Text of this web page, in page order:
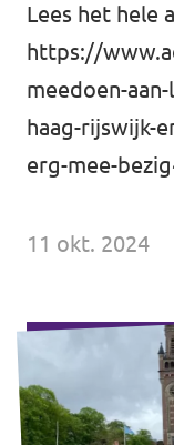
Gouda
Leiden
Rotterdam
Wassenaar
Bestuur
Lees het hele
https://
meedoen-
haag-rijswijk-
erg-mee-
11 okt. 2024